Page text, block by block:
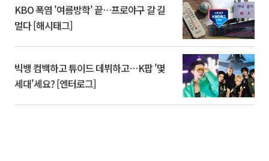
KBO 폭염 '여름방학' 끝…프로야구 갈 길
멀다 [해시태그]
빅뱅 컴백하고 튜이드 데뷔하고⋯K팝 '몇
세대'세요? [엔터로그]